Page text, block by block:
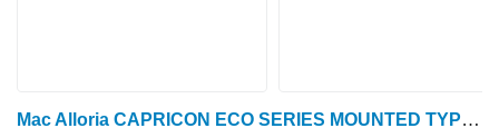
Mac Alloria CAPRICON ECO SERIES MOUNTED TYPE MANUAL BOOM MODELS